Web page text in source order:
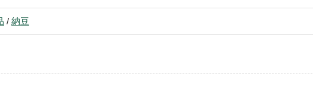
/ 納豆